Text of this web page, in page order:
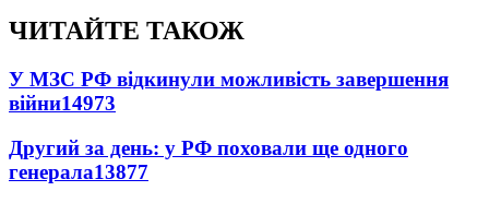
ЧИТАЙТЕ ТАКОЖ
У МЗС РФ відкинули можливість завершення
війни14973
Другий за день: у РФ поховали ще одного
генерала13877